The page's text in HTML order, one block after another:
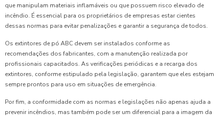
que manipulam materiais inflamáveis ou que possuem risco elevado de
incêndio. É essencial para os proprietários de empresas estar cientes
dessas normas para evitar penalizações e garantir a segurança de todos.
Os extintores de pó ABC devem ser instalados conforme as
recomendações dos fabricantes, com a manutenção realizada por
profissionais capacitados. As verificações periódicas e a recarga dos
extintores, conforme estipulado pela legislação, garantem que eles estejam
sempre prontos para uso em situações de emergência.
Por fim, a conformidade com as normas e legislações não apenas ajuda a
prevenir incêndios, mas também pode ser um diferencial para a imagem da